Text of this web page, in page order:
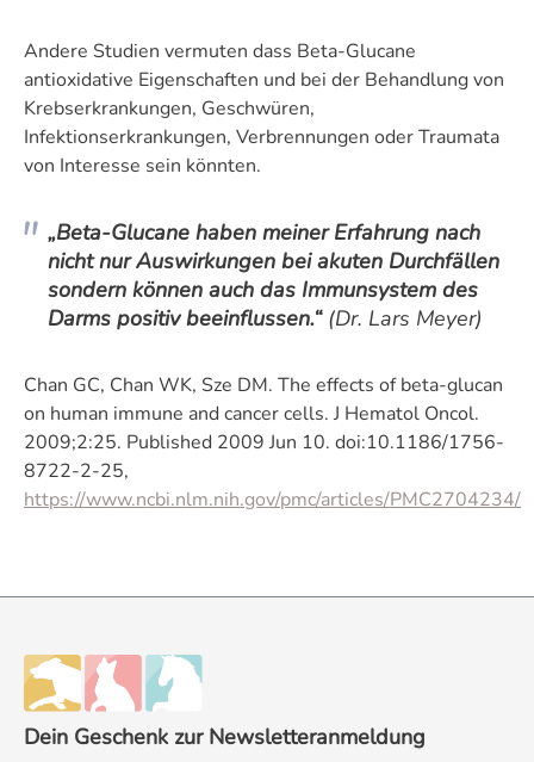
Andere Studien vermuten dass Beta-Glucane
antioxidative Eigenschaften und bei der Behandlung von
Krebserkrankungen, Geschwüren,
Infektionserkrankungen, Verbrennungen oder Traumata
von Interesse sein könnten.
„Beta-Glucane haben meiner Erfahrung nach
nicht nur Auswirkungen bei akuten Durchfällen
sondern können auch das Immunsystem des
Darms positiv beeinflussen.“ (Dr. Lars Meyer)
Chan GC, Chan WK, Sze DM. The effects of beta-glucan
on human immune and cancer cells. J Hematol Oncol.
2009;2:25. Published 2009 Jun 10. doi:10.1186/1756-
8722-2-25,
https://www.ncbi.nlm.nih.gov/pmc/articles/PMC2704234/
Dein Geschenk zur Newsletteranmeldung